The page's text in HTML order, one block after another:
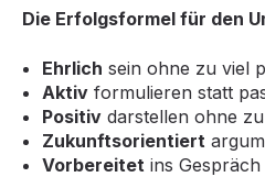
Die Erfolgsformel für den
Ehrlich sein ohne zu viel
Aktivformulieren statt
Positivdarstellen ohne
Zukunftsorientiert
Vorbereitet ins Gespräch